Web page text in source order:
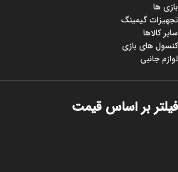
بازی ها
تجهیزات گیمینگ
سایر کالاها
کنسول های بازی
لوازم جانبی
فیلتر بر اساس قیمت